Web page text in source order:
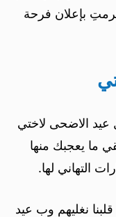
بإعلان فرحة
الاضحى لاختي
ما يعجبك منها
التهاني لها.
نغليهم وب عيد